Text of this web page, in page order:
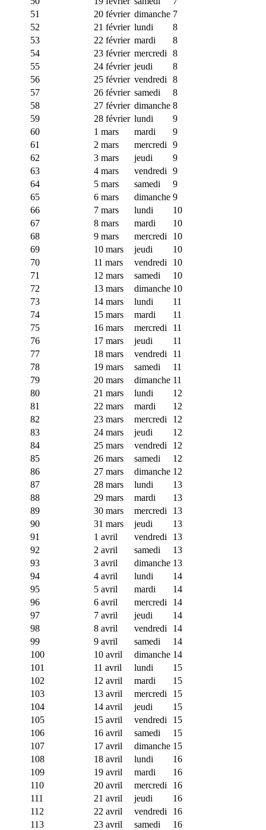
51
20 février dimanche 7
52
21 février lundi
8
53
22 février mardi
8
54
23 février mercredi
8
55
24 février jeudi
8
56
25 février vendredi
8
57
26 février samedi
8
58
27 février dimanche 8
59
28 février lundi
9
60
1 mars mardi
9
61
2 mars mercredi
9
62
3 mars jeudi
9
63
4 mars vendredi
9
64
5 mars samedi
9
65
6 mars dimanche 9
66
7 mars lundi
10
67
8 mars mardi
10
68
9 mars mercredi
10
69
10 mars jeudi
10
70
11 mars vendredi
10
71
12 mars samedi
10
72
13 mars dimanche 10
73
14 mars lundi
11
74
15 mars mardi
11
75
16 mars mercredi
11
76
17 mars jeudi
11
77
18 mars vendredi
11
78
19 mars samedi
11
79
20 mars dimanche 11
80
21 mars lundi
12
81
22 mars mardi
12
82
23 mars mercredi
12
83
24 mars jeudi
12
84
25 mars vendredi
12
85
26 mars samedi
12
86
27 mars dimanche 12
87
28 mars lundi
13
88
29 mars mardi
13
89
30 mars mercredi
13
90
31 mars jeudi
13
91
1 avril vendredi
13
92
2 avril samedi
13
93
3 avril dimanche 13
94
4 avril lundi
14
95
5 avril mardi
14
96
6 avril mercredi
14
97
7 avril jeudi
14
98
8 avril vendredi
14
99
9 avril samedi
14
100
10 avril dimanche 14
101
11 avril lundi
15
102
12 avril mardi
15
103
13 avril mercredi
15
104
14 avril jeudi
15
105
15 avril vendredi
15
106
16 avril samedi
15
107
17 avril dimanche 15
108
18 avril lundi
16
109
19 avril mardi
16
110
20 avril mercredi
16
111
21 avril jeudi
16
112
22 avril vendredi
16
113
23 avril samedi
16